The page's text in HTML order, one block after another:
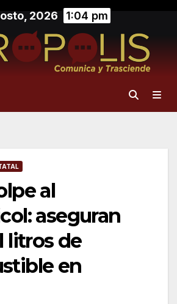
2026 1:04 pm
al
aseguran
litros de
en